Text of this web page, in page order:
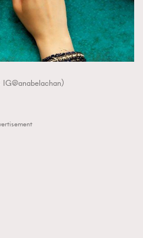
DressLikeAParisienne
FigaroAesthetic
）